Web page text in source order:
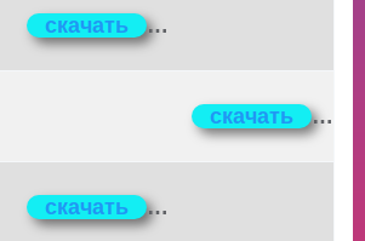
скачать
скачать
скачать